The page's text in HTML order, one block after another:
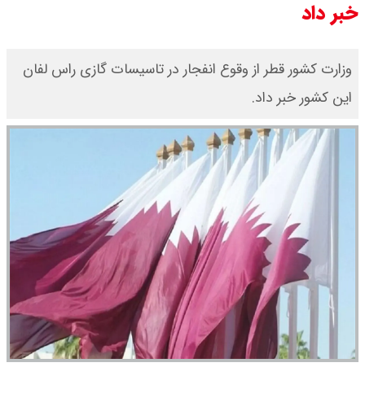
خبر داد
وزارت کشور قطر از وقوع انفجار در تاسیسات گازی راس لفان
این کشور خبر داد.